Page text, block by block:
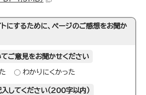
にするために、ページのご感想をお聞か
ご意見をお聞かせください
わかりにくかった
してください（200字以内）